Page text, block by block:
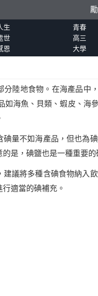
生 青春
世 高三
恩 大學
分陸地食物。在海產品中
如海魚、貝類、蝦皮、海
量不如海產品，但也為
是，碘鹽也是一種重要的
議將多種含碘食物納入
適當的碘補充。